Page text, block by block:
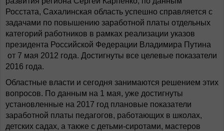
Росстата, Сахалинская область успешно справляется с
задачами по повышению заработной платы отдельных
категорий работников в рамках реализации указов
президента Российской Федерации Владимира Путина
от 7 мая 2012 года. Достигнуты все целевые показатели
2016 года.
Областные власти и сегодня занимаются решением этих
вопросов. По данным на 1 мая, уже достигнуты
установленные на 2017 год плановые показатели
заработной платы педагогов, работающих в школах,
детских садах, а также с детьми-сиротами, мастеров